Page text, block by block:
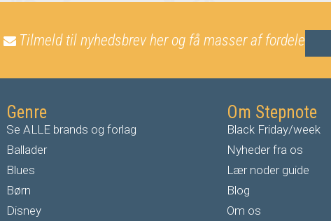
Tilmeld til nyhedsbrev her og få masser af fordele
Genre
Se ALLE brands og forlag
Ballader
Blues
Børn
Disney
Om Stepnote
Black Friday/week
Nyheder fra os
Lær noder guide
Blog
Om os